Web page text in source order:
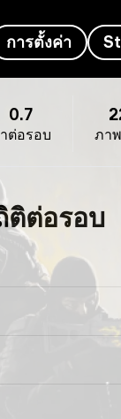
การตั้งค่า
ต่อรอบ
0.7
ภา
ติต่อรอบ